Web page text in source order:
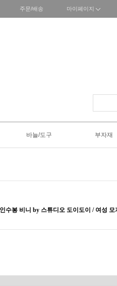
주문/배송 마이페이지
바늘/도구 부자재
수봉 비니 by 스튜디오 도이도이 / 여성 모